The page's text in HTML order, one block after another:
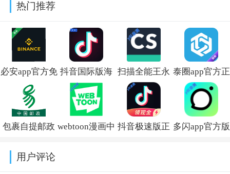
易)v3.18.4 新版v3.18.4
热门推荐
必安app官方免
费下载安装
2026年最新版
v3.18.4
抖音国际版海
外版下载
(TikTok)v46.3.3
扫描全能王永
久免费版
v7.28.7.2806250008
泰圈app官方正
版下载v1.0.3
包裹自提邮政 webtoon漫画中 抖音极速版正 多闪app官方版
用户评论